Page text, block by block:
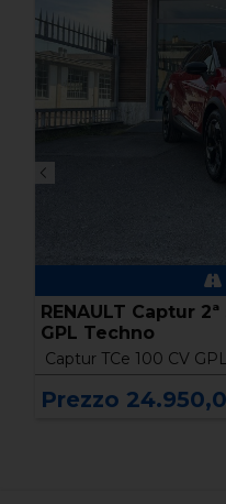
RENAULT Captur
GPL Techno
Captur TCe 100 CV
Prezzo